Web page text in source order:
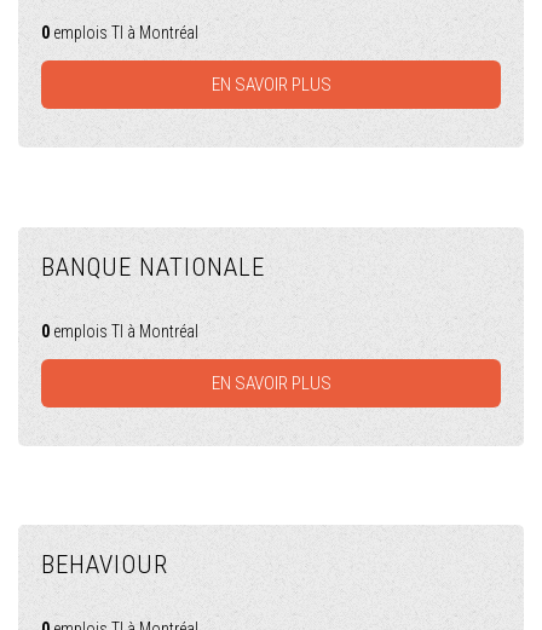
0 emplois TI à Montréal
EN SAVOIR PLUS
BANQUE NATIONALE
0 emplois TI à Montréal
EN SAVOIR PLUS
BEHAVIOUR